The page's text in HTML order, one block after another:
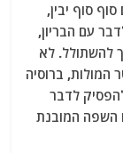
סוף יבין,
עם הבריון,
להשתולל. לא
המולות, ברוסיה
לדבר
השפה המובנת